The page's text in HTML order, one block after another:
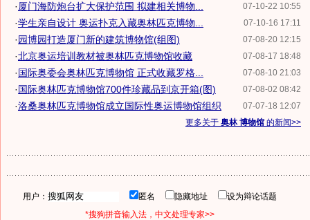
07-10-22 10:55
· 厦门海防炮台扩大保护范围 拟建相关博物...
07-10-16 17:11
·学生亲自设计 奥运扑克入藏奥林匹克博物...
07-08-20 12:15
·园博园打造厦门新的建筑博物馆(组图)
07-08-17 18:48
·北京奥运培训教材被奥林匹克博物馆收藏
07-08-10 21:03
·国际奥委会奥林匹克博物馆 正式收藏罗格...
07-08-02 08:42
·国际奥林匹克博物馆700件珍藏品到京开箱(图)
07-07-18 12:07
·洛桑奥林匹克博物馆成立国际性奥运博物馆组织
更多关于 奥林 博物馆 的新闻>>
用户： 匿名 隐藏地址
设为辩论话题
*搜狗拼音输入法，中文处理专家>>